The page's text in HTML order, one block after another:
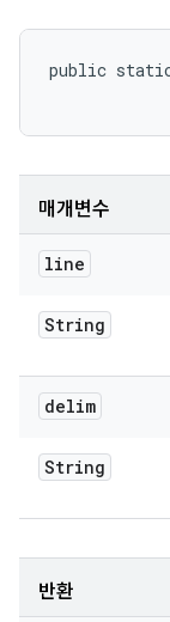
public
매개변수
line
String
delim
String
반환